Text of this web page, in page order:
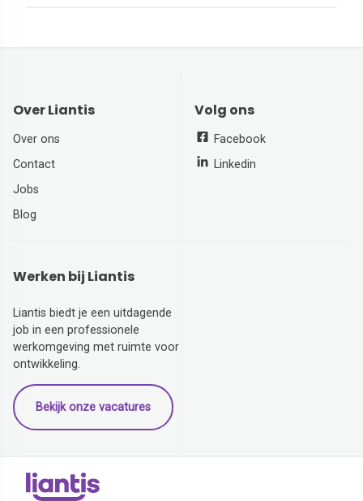
Over Liantis
Over ons
Contact
Jobs
Blog
Volg ons
Facebook
Linkedin
Werken bij Liantis
Liantis biedt je een uitdagende
job in een professionele
werkomgeving met ruimte voor
ontwikkeling.
Bekijk onze vacatures